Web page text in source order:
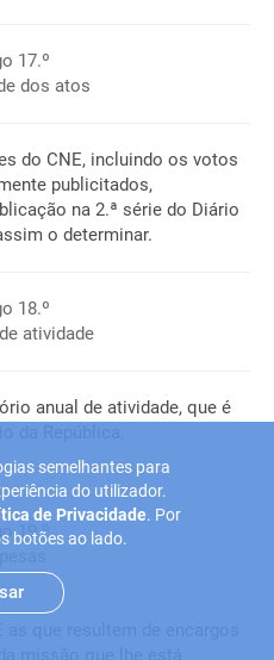
17.º
dos atos
do CNE, incluindo os votos
publicitados,
na 2.ª série do Diário
o determinar.
18.º
atividade
anual de atividade, que é
19.º
semelhantes para
do utilizador.
de Privacidade. Por
botões ao lado.